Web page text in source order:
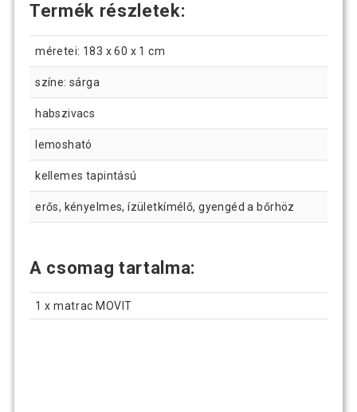
Termék részletek:
méretei: 183 x 60 x 1 cm
színe: sárga
habszivacs
lemosható
kellemes tapintású
erős, kényelmes, ízületkímélő, gyengéd a bőrhöz
A csomag tartalma:
1 x matrac MOVIT